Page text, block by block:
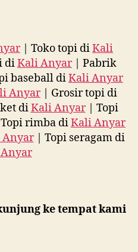
| Toko topi diKali
diKali Anyar| Pabrik
baseball diKali Anyar
Anyar| Grosir topi di
diKali Anyar| Topi
rimba diKali Anyar
| Topi seragam di
ke tempat kami